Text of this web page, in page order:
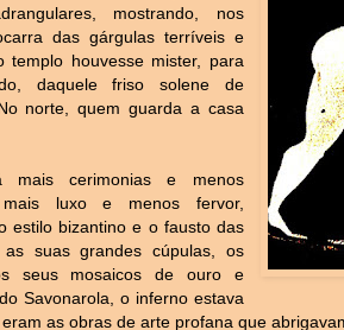
mostrando, nos
das gárgulas terríveis e
templo houvesse mister, para
daquele friso solene de
norte, quem guarda a casa
mais cerimonias e menos
luxo e menos fervor,
estilo bizantino e o fausto das
suas grandes cúpulas, os
seus mosaicos de ouro e
Savonarola, o inferno estava
as obras de arte profana que